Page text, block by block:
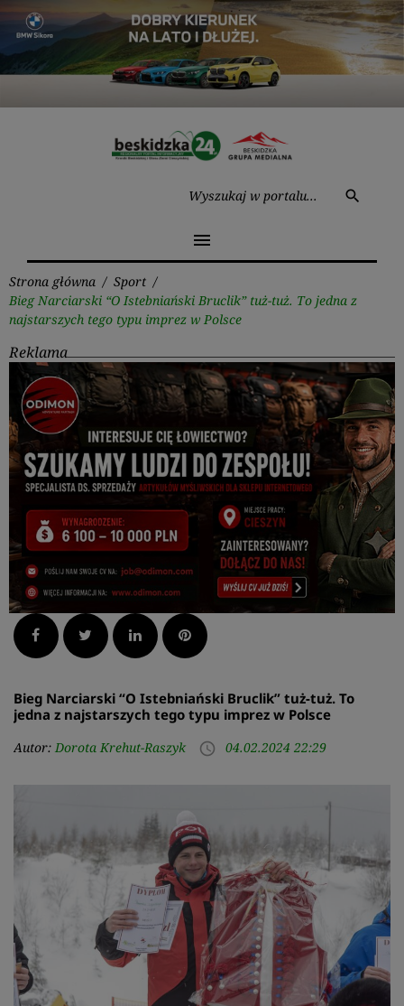
Przejdź
treści
search
menu
Strona główna / Sport /
Bieg Narciarski “O Istebniański Bruclik” tuż-tuż. To jedna z
najstarszych tego typu imprez w Polsce
Reklama
Facebook Twitter LinkedInPinterest
Bieg Narciarski “O Istebniański Bruclik” tuż-tuż. To
jedna z najstarszych tego typu imprez w Polsce
Autor: Dorota Krehut-Raszyk access_time 04.02.2024 22:29